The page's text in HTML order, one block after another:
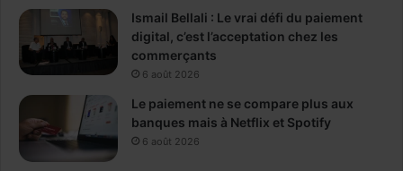
Ismail Bellali : Le vrai défi du paiement
digital, c’est l’acceptation chez les
commerçants
6 août 2026
Le paiement ne se compare plus aux
banques mais à Netflix et Spotify
6 août 2026